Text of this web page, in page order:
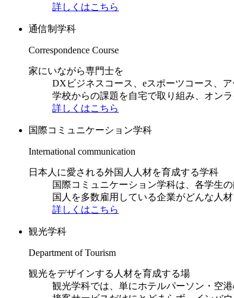
詳しくはこちら
通信制学科
Correspondence Course
家にいながら専門士を
DXビジネスコース、eスポーツコース、
学校からの課題を自宅で取り組み、オンラ
詳しくはこちら
国際コミュニケーション学科
International communication
日本人に愛される外国人人材を育成する学科
国際コミュニケーション学科は、各学生
国人を多数雇用している企業がどんな人
詳しくはこちら
観光学科
Department of Tourism
観光をデザインする人材を育成する場
観光学科では、単にホテルパーソン・空